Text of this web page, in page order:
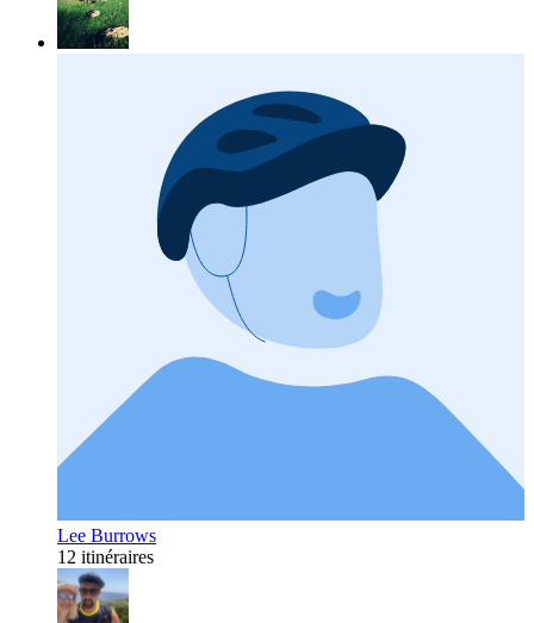
Lee Burrows
12 itinéraires